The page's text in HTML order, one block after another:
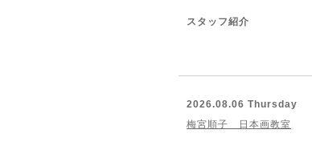
スタッフ紹介
2026.08.06 Thursday
梅宮順子 日本画教室